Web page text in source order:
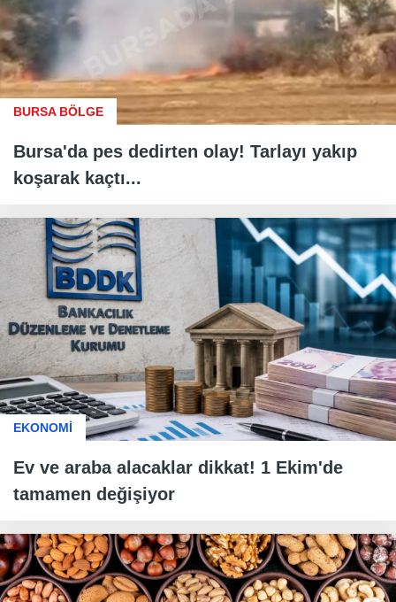
BURSA BÖLGE
Bursa'da pes dedirten olay! Tarlayı yakıp
koşarak kaçtı...
EKONOMİ
Ev ve araba alacaklar dikkat! 1 Ekim'de
tamamen değişiyor